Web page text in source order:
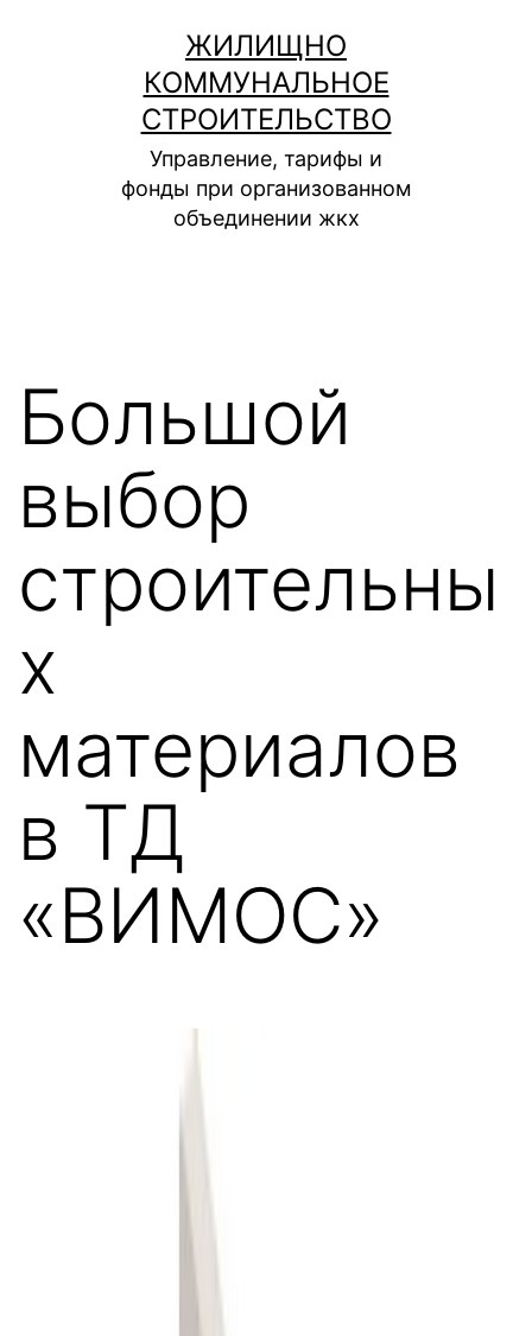
содержимому
ЖИЛИЩНО
КОММУНАЛЬНОЕ
СТРОИТЕЛЬСТВО
Управление, тарифы и
фонды при организованном
объединении жкх
Большой
выбор
строительны
х
материалов
в ТД
«ВИМОС»